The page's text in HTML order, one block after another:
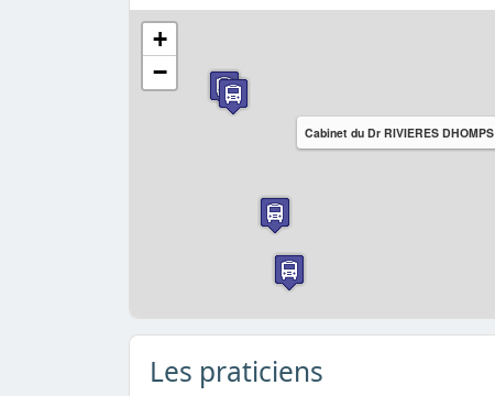
Cabinet du Dr RIVIERES DHOMPS
+
−
Les praticiens